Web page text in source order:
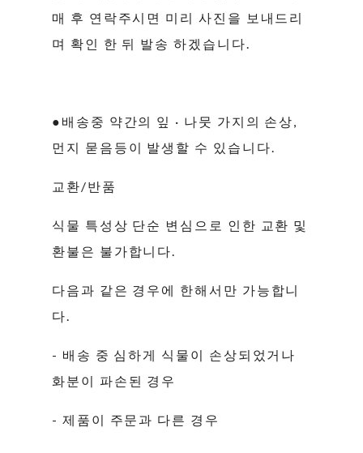
매 후 연락주시면 미리 사진을 보내드리
며 확인 한 뒤 발송 하겠습니다.
●배송중 약간의 잎 · 나뭇 가지의 손상,
먼지 묻음등이 발생할 수 있습니다.
교환/반품
식물 특성상 단순 변심으로 인한 교환 및
환불은 불가합니다.
다음과 같은 경우에 한해서만 가능합니
다.
- 배송 중 심하게 식물이 손상되었거나
화분이 파손된 경우
- 제품이 주문과 다른 경우